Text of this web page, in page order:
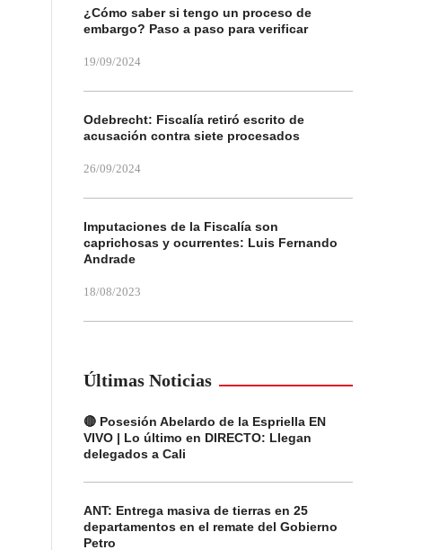
¿Cómo saber si tengo un proceso de
embargo? Paso a paso para verificar
19/09/2024
Odebrecht: Fiscalía retiró escrito de
acusación contra siete procesados
26/09/2024
Imputaciones de la Fiscalía son
caprichosas y ocurrentes: Luis Fernando
Andrade
18/08/2023
Últimas Noticias
🔴 Posesión Abelardo de la Espriella EN
VIVO | Lo último en DIRECTO: Llegan
delegados a Cali
ANT: Entrega masiva de tierras en 25
departamentos en el remate del Gobierno
Petro